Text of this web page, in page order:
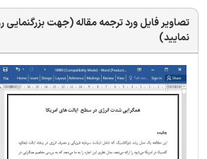
تصاویر فایل ورد ترجمه مقاله (جهت
نمایید)